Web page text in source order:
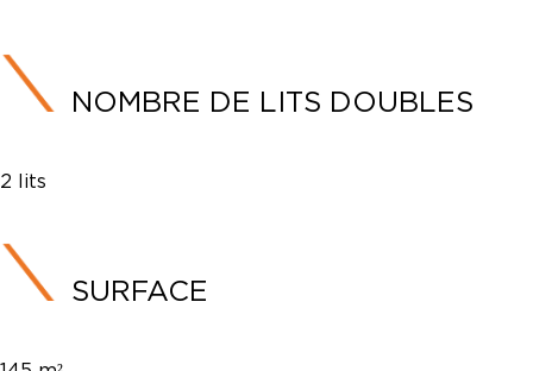
NOMBRE DE LITS DOUBLES
2 lits
SURFACE